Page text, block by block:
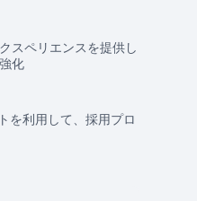
スペリエンスを提供し
化
を利用して、採用プロ